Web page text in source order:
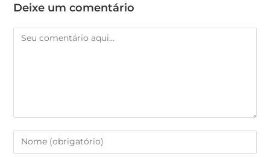
Deixe um comentário